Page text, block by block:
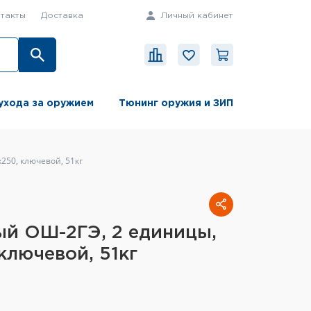
Доставка Личный кабинет
за оружием Тюнинг оружия и ЗИП
ключевой, 51кг
ОШ-2ГЭ, 2 единицы,
51кг